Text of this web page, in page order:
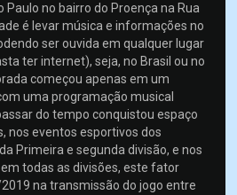
Paulo no bairro do Proença na Rua
é levar música e informações no
ser ouvida em qualquer lugar
ter internet), seja, no Brasil ou no
começou apenas em um
uma programação musical
do tempo conquistou espaço
nos eventos esportivos dos
Primeira e segunda divisão, e nos
todas as divisões, este fator
na transmissão do jogo entre